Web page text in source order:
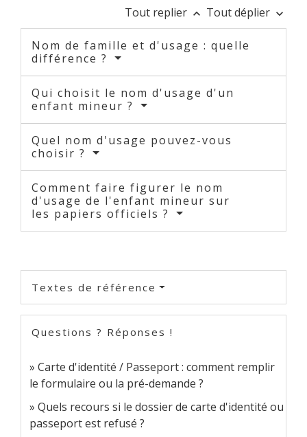
Tout replier keyboard_arrow_up Tout déplier keyboard_arrow_down
Nom de famille et d'usage : quelle
différence ?
Qui choisit le nom d'usage d'un
enfant mineur ?
Quel nom d'usage pouvez-vous
choisir ?
Comment faire figurer le nom
d'usage de l'enfant mineur sur
les papiers officiels ?
Textes de référence
Questions ? Réponses !
Carte d'identité / Passeport : comment remplir
le formulaire ou la pré-demande ?
Quels recours si le dossier de carte d'identité ou
passeport est refusé ?